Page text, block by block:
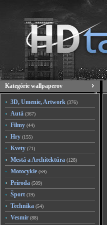
Kategórie wallpaperov
3D, Umenie, Artwork (376)
Autá (367)
Filmy (44)
Hry (155)
Kvety (71)
Mestá a Architektúra (128)
Motocykle (59)
Príroda (509)
Šport (19)
Technika (54)
Vesmír (88)